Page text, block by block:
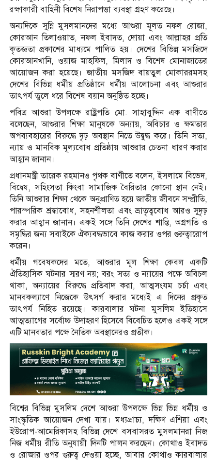
রক্ষাকারী বাহিনী বিশেষ নিরাপত্তা ব্যবস্থা গ্রহণ করেছে।
অন্যদিকে সুন্নি মুসলমানদের মধ্যে আশুরা মূলত নফল রোজা,
কোরআন তিলাওয়াত, নফল ইবাদত, দোয়া এবং আল্লাহর প্রতি
কৃতজ্ঞতা প্রকাশের মাধ্যমে পালিত হয়। দেশের বিভিন্ন মসজিদে
কোরআনখানি, ওয়াজ মাহফিল, মিলাদ ও বিশেষ মোনাজাতের
আয়োজন করা হয়েছে। জাতীয় মসজিদ বায়তুল মোকাররমসহ
দেশের বিভিন্ন ধর্মীয় প্রতিষ্ঠানে ধর্মীয় আলোচনা এবং আশুরার
তাৎপর্য তুলে ধরে বিশেষ বয়ান অনুষ্ঠিত হচ্ছে।
পবিত্র আশুরা উপলক্ষে রাষ্ট্রপতি মো. সাহাবুদ্দিন এক বাণীতে
বলেছেন, আশুরার শিক্ষা মানুষকে অন্যায়, অবিচার ও ক্ষমতার
অপব্যবহারের বিরুদ্ধে দৃঢ় অবস্থান নিতে উদ্বুদ্ধ করে। তিনি সত্য,
ন্যায় ও মানবিক মূল্যবোধ প্রতিষ্ঠায় আশুরার চেতনা ধারণ করার
আহ্বান জানান।
প্রধানমন্ত্রী তারেক রহমানও পৃথক বাণীতে বলেন, ইসলামে বিভেদ,
বিদ্বেষ, সহিংসতা কিংবা সামাজিক বৈরিতার কোনো স্থান নেই।
তিনি আশুরার শিক্ষা থেকে অনুপ্রাণিত হয়ে জাতীয় জীবনে সম্প্রীতি,
পারস্পরিক শ্রদ্ধাবোধ, সহনশীলতা এবং ভ্রাতৃত্ববোধ আরও সুদৃঢ়
করার আহ্বান জানান। একই সঙ্গে তিনি দেশের শান্তি, অগ্রগতি ও
সমৃদ্ধির জন্য সবাইকে ঐক্যবদ্ধভাবে কাজ করার ওপর গুরুত্বারোপ
করেন।
ধর্মীয় গবেষকদের মতে, আশুরার মূল শিক্ষা কেবল একটি
ঐতিহাসিক ঘটনার স্মরণ নয়; বরং সত্য ও ন্যায়ের পক্ষে অবিচল
থাকা, অন্যায়ের বিরুদ্ধে প্রতিবাদ করা, আত্মসংযম চর্চা এবং
মানবকল্যাণে নিজেকে উৎসর্গ করার মধ্যেই এ দিনের প্রকৃত
তাৎপর্য নিহিত রয়েছে। কারবালার ঘটনা মুসলিম ইতিহাসে
আত্মত্যাগের সর্বোচ্চ উদাহরণ হিসেবে বিবেচিত হলেও একই সঙ্গে
এটি মানবতার পক্ষে নৈতিক অবস্থানেরও প্রতীক।
বিশ্বের বিভিন্ন মুসলিম দেশে আশুরা উপলক্ষে ভিন্ন ভিন্ন ধর্মীয় ও
সাংস্কৃতিক আয়োজন দেখা যায়। মধ্যপ্রাচ্য, দক্ষিণ এশিয়া এবং
ইউরোপ-আমেরিকাসহ বিভিন্ন দেশে বসবাসরত মুসলমানরা নিজ
নিজ ধর্মীয় রীতি অনুযায়ী দিনটি পালন করছেন। কোথাও ইবাদত
ও রোজার ওপর গুরুত্ব দেওয়া হচ্ছে, আবার কোথাও কারবালার